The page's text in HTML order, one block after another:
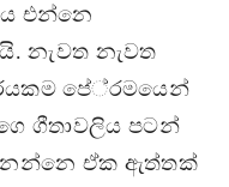
එන්නෙ
නැවත නැවත
පේ‍්‍රමයෙන්
ගීතාවලිය පටන්
ඒක ඇත්තක්